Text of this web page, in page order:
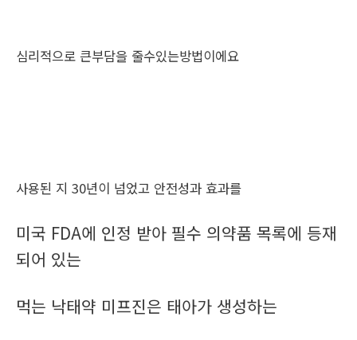
심리적으로 큰부담을 줄수있는방법이에요
사용된 지 30년이 넘었고 안전성과 효과를
미국 FDA에 인정 받아 필수 의약품 목록에 등재
되어 있는
먹는 낙태약 미프진은 태아가 생성하는